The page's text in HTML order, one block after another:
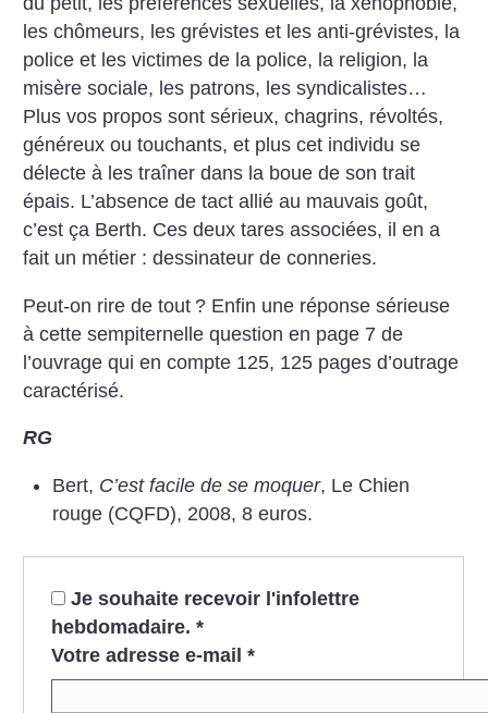
les chômeurs, les grévistes et les anti-grévistes, la
police et les victimes de la police, la religion, la
misère sociale, les patrons, les syndicalistes…
Plus vos propos sont sérieux, chagrins, révoltés,
généreux ou touchants, et plus cet individu se
délecte à les traîner dans la boue de son trait
épais. L’absence de tact allié au mauvais goût,
c’est ça Berth. Ces deux tares associées, il en a
fait un métier : dessinateur de conneries.
Peut-on rire de tout ? Enfin une réponse sérieuse
à cette sempiternelle question en page 7 de
l’ouvrage qui en compte 125, 125 pages d’outrage
caractérisé.
RG
Bert, C’est facile de se moquer, Le Chien
rouge (CQFD), 2008, 8 euros.
Je souhaite recevoir l'infolettre
hebdomadaire. *
Votre adresse e-mail *